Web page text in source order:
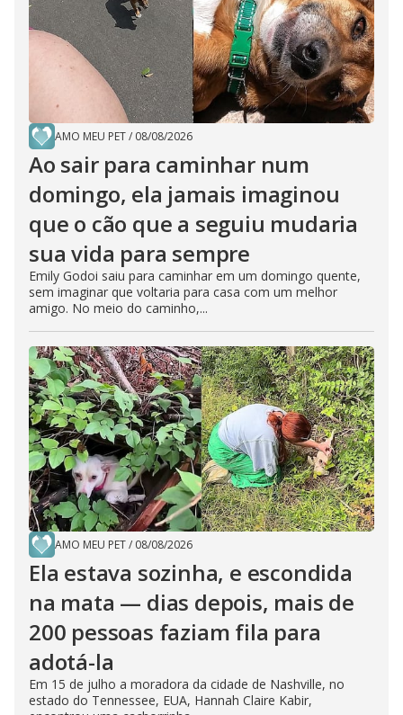
AMO MEU PET/ 08/08/2026
Ao sair para caminhar num
domingo, ela jamais imaginou
que o cão que a seguiu mudaria
sua vida para sempre
Emily Godoi saiu para caminhar em um domingo quente,
sem imaginar que voltaria para casa com um melhor
amigo. No meio do caminho,...
AMO MEU PET/ 08/08/2026
Ela estava sozinha, e escondida
na mata — dias depois, mais de
200 pessoas faziam fila para
adotá-la
Em 15 de julho a moradora da cidade de Nashville, no
estado do Tennessee, EUA, Hannah Claire Kabir,